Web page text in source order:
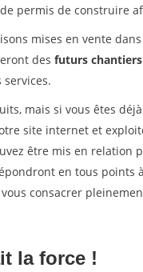
permis de construire
mises en vente
des futurs chantiers
mais si vous êtes
site internet et
être mis en relation
en tous points
consacrer
la force !